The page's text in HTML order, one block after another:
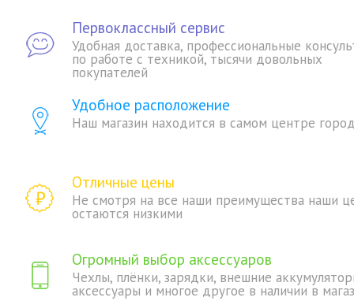
Первоклассный сервис
Удобная доставка, профессиональные
по работе с техникой, тысячи довольных
покупателей
Удобное расположение
Наш магазин находится в самом центре
Отличные цены
Не смотря на все наши преимущества наши
остаются низкими
Огромный выбор аксессуаров
Чехлы, плёнки, зарядки, внешние
аксессуары и многое другое в наличии в